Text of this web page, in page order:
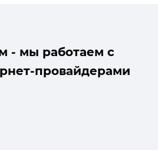
- мы работаем с
провайдерами